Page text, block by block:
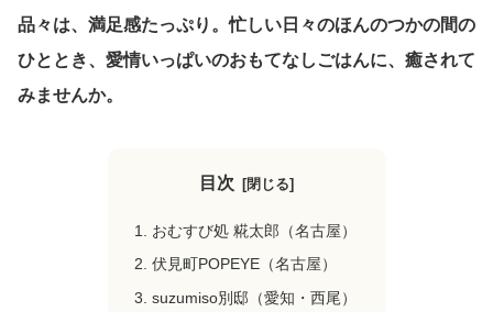
品々は、満足感たっぷり。忙しい日々のほんのつかの間の
ひととき、愛情いっぱいのおもてなしごはんに、癒されて
みませんか。
目次
おむすび処 糀太郎（名古屋）
伏見町POPEYE（名古屋）
suzumiso別邸（愛知・西尾）